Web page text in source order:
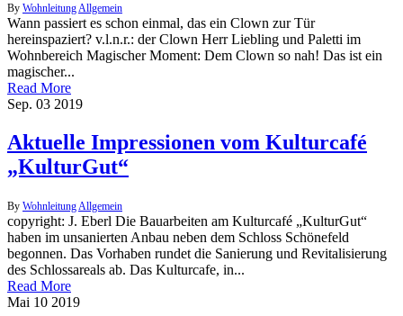
By Wohnleitung Allgemein
Wann passiert es schon einmal, das ein Clown zur Tür
hereinspaziert? v.l.n.r.: der Clown Herr Liebling und Paletti im
Wohnbereich Magischer Moment: Dem Clown so nah! Das ist ein
magischer...
Read More
Sep. 03 2019
Aktuelle Impressionen vom Kulturcafé
„KulturGut“
By Wohnleitung Allgemein
copyright: J. Eberl Die Bauarbeiten am Kulturcafé „KulturGut“
haben im unsanierten Anbau neben dem Schloss Schönefeld
begonnen. Das Vorhaben rundet die Sanierung und Revitalisierung
des Schlossareals ab. Das Kulturcafe, in...
Read More
Mai 10 2019